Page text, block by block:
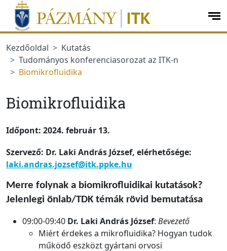
Ugrás a menüre
Ugrás a tartalomra
Kezdőoldal
Kutatás
Tudományos konferenciasorozat az ITK-n
Biomikrofluidika
Biomikrofluidika
Időpont: 2024. február 13.
Szervező: Dr. Laki András József, elérhetősége:
laki.andras.jozsef@itk.ppke.hu
Merre folynak a biomikrof uidikai kutatások?
Jelenlegi önlab/TDK témák rövid bemutatása
09:00-09:40 Dr. Laki András József: Bevezető
Miért érdekes a mikrofluidika? Hogyan tudok
működő eszközt gyártani orvosi